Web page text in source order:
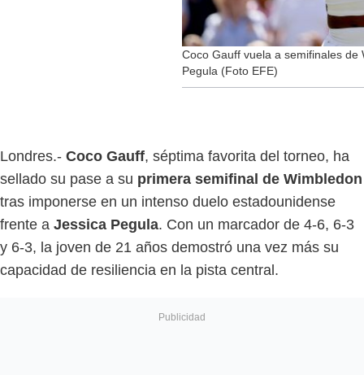
Coco Gauff vuela a semifinales
Pegula (Foto EFE)
Londres.- Coco Gauff, séptima favorita del torneo, ha
sellado su pase a su primera semifinal de Wimbledon
tras imponerse en un intenso duelo estadounidense
frente a Jessica Pegula. Con un marcador de 4-6, 6-3
y 6-3, la joven de 21 años demostró una vez más su
capacidad de resiliencia en la pista central.